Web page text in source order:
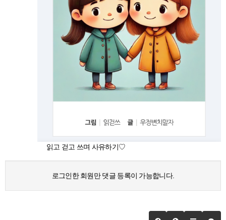
읽고 걷고 쓰며 사유하기♡
로그인한 회원만 댓글 등록이 가능합니다.